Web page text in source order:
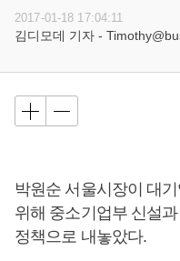
2017-01-18 17:04:11
김디모데 기자 -
박원순 서울시장이 대
위해 중소기업부 신설
정책으로 내놓았다.